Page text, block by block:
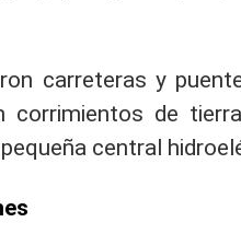
carreteras y
corrimientos de
central